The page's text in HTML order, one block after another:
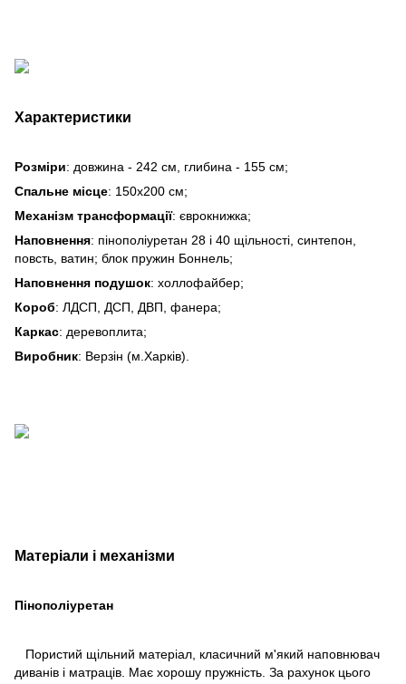
Характеристики
Розміри: довжина - 242 см, глибина - 155 см;
Спальне місце: 150х200 см;
Механізм трансформації: єврокнижка;
Наповнення: пінополіуретан 28 і 40 щільності, синтепон,
повсть, ватин; блок пружин Боннель;
Наповнення подушок: холлофайбер;
Короб: ЛДСП, ДСП, ДВП, фанера;
Каркас: деревоплита;
Виробник: Верзін (м.Харків).
Матеріали і механізми
Пінополіуретан
Пористий щільний матеріал, класичний м'який наповнювач
диванів і матраців. Має хорошу пружність. За рахунок цього